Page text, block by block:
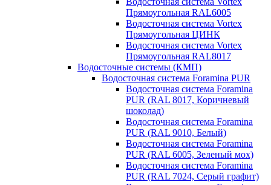
Прямоугольная RAL6005
Водосточная система Vortex
Прямоугольная ЦИНК
Водосточная система Vortex
Прямоугольная RAL8017
Водосточные системы (КМП)
Водосточная система Foramina PUR
Водосточная система Foramina
PUR (RAL 8017, Коричневый
шоколад)
Водосточная система Foramina
PUR (RAL 9010, Белый)
Водосточная система Foramina
PUR (RAL 6005, Зеленый мох)
Водосточная система Foramina
PUR (RAL 7024, Серый графит)